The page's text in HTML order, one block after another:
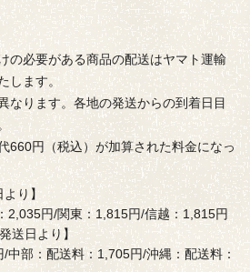
の必要がある商品の配送はヤマト運輸
します。
なります。各地の発送からの到着日目
660円（税込）が加算された料金になっ
り】
2,035円/関東：1,815円/信越：1,815円
送日より】
/中部：配送料：1,705円/沖縄：配送料：